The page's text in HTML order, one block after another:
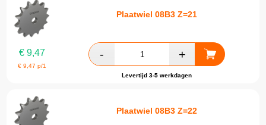
Plaatwiel 08B3 Z=21
€ 9,47
€9,47 p/1
Levertijd 3-5 werkdagen
Plaatwiel 08B3 Z=22